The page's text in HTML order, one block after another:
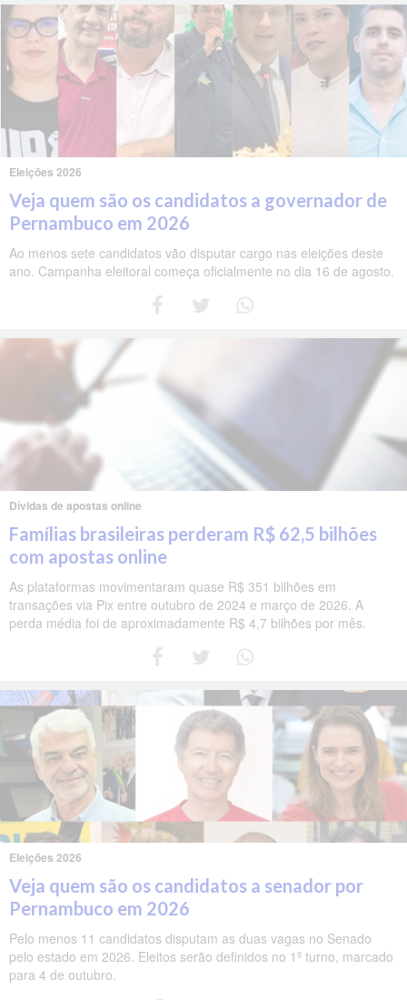
Eleições 2026
Veja quem são os candidatos a governador de
Pernambuco em 2026
Ao menos sete candidatos vão disputar cargo nas eleições deste
ano. Campanha eleitoral começa oficialmente no dia 16 de agosto.
Dívidas de apostas online
Famílias brasileiras perderam R$ 62,5 bilhões
com apostas online
As plataformas movimentaram quase R$ 351 bilhões em
transações via Pix entre outubro de 2024 e março de 2026. A
perda média foi de aproximadamente R$ 4,7 bilhões por mês.
Eleições 2026
Veja quem são os candidatos a senador por
Pernambuco em 2026
Pelo menos 11 candidatos disputam as duas vagas no Senado
pelo estado em 2026. Eleitos serão definidos no 1º turno, marcado
para 4 de outubro.